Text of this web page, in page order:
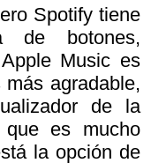
Spotify tiene
de botones,
Music es
agradable,
de la
que es mucho
la opción de